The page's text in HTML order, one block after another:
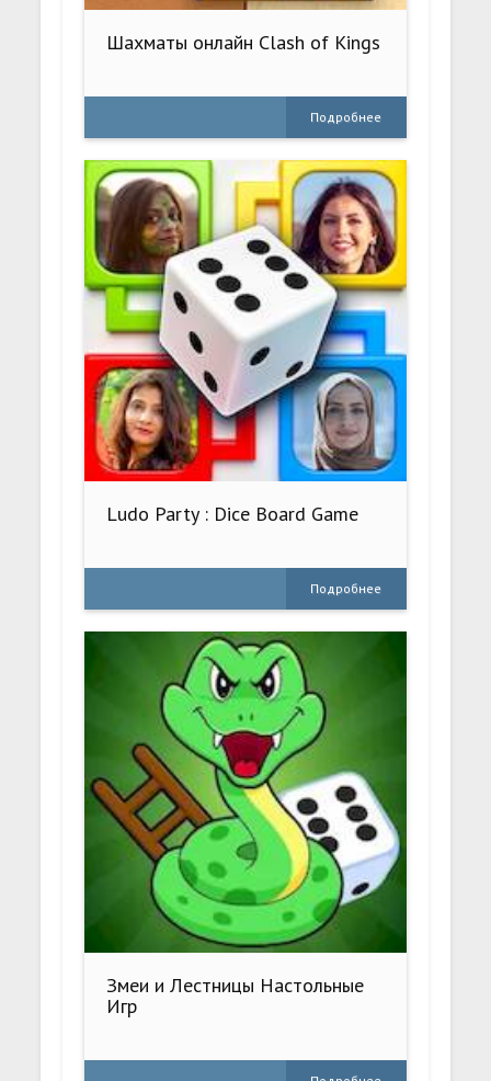
Шахматы онлайн Clash of Kings
Подробнее
Ludo Party : Dice Board Game
Подробнее
Змеи и Лестницы Настольные
Игр